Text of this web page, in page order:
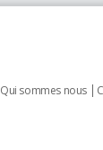
Qui sommes nous